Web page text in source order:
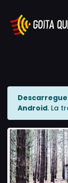
Android. La